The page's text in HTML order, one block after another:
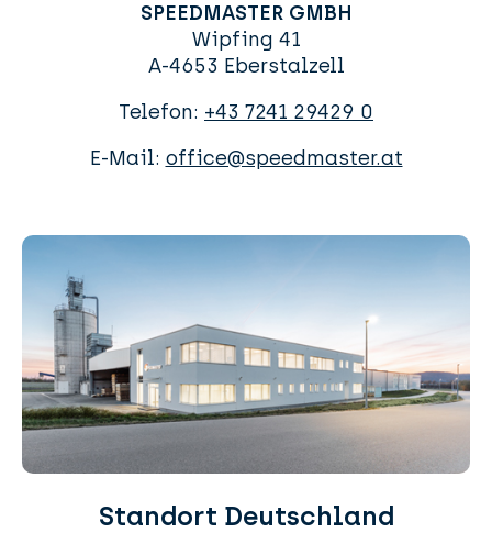
SPEEDMASTER GMBH
Wipfing 41
A-4653 Eberstalzell
Telefon: +43 7241 29429 0
E-Mail: office@speedmaster.at
Standort Deutschland